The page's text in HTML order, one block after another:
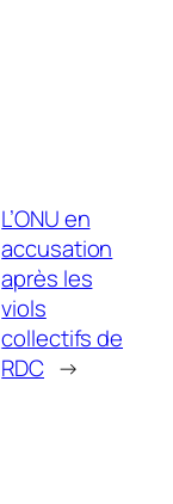
L’ONU en
accusation
après les
viols
collectifs de
RDC →